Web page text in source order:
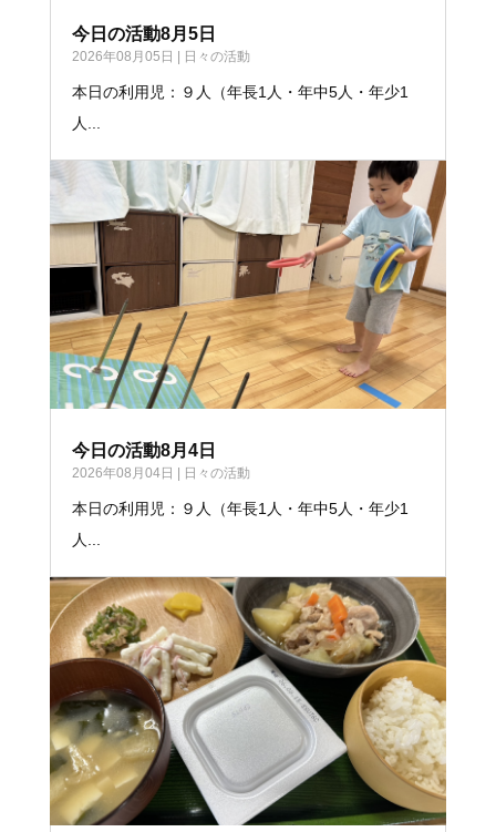
今日の活動8月5日
2026年08月05日 日々の活動
本日の利用児：９人（年長1人・年中5人・年少1
人...
今日の活動8月4日
2026年08月04日 日々の活動
本日の利用児：９人（年長1人・年中5人・年少1
人...